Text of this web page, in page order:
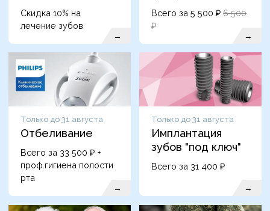
Скидка 10% на
лечение зубов
→
Всего за 5 500 ₽6 500
₽
→
Только до 31 августа
Отбеливание
Всего за 33 500 ₽ +
проф.гигиена полости
рта
→
Только до 31 августа
Имплантация
зубов "под ключ"
Всего за 31 400 ₽
→